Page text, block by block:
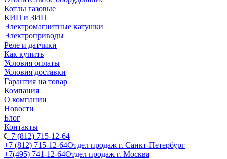
Котлы газовые
КИП и ЗИП
Электромагнитные катушки
Электроприводы
Реле и датчики
Как купить
Условия оплаты
Условия доставки
Гарантия на товар
Компания
О компании
Новости
Блог
Контакты
+7 (812) 715-12-64
+7 (812) 715-12-64Отдел продаж г. Санкт-Петербург
+7(495) 741-12-64Отдел продаж г. Москва